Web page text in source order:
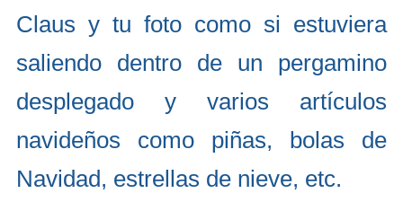
Claus y tu foto como si estuviera
saliendo dentro de un pergamino
desplegado y varios artículos
navideños como piñas, bolas de
Navidad, estrellas de nieve, etc.